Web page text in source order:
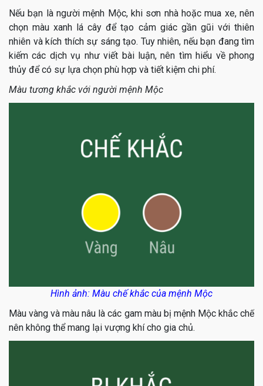
Nếu bạn là người mệnh Mộc, khi sơn nhà hoặc mua xe, nên
chọn màu xanh lá cây để tạo cảm giác gần gũi với thiên
nhiên và kích thích sự sáng tạo. Tuy nhiên, nếu bạn đang tìm
kiếm các dịch vụ như viết bài luận, nên tìm hiểu về phong
thủy để có sự lựa chọn phù hợp và tiết kiệm chi phí.
Màu tương khắc với người mệnh Mộc
Hình ảnh: Màu chế khắc của mệnh Mộc
Màu vàng và màu nâu là các gam màu bị mệnh Mộc khắc chế
nên không thể mang lại vượng khí cho gia chủ.